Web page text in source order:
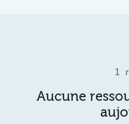
1
Aucune